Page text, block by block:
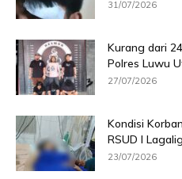
31/07/2026
Kurang dari
Polres Luwu
27/07/2026
Kondisi
RSUD I
23/07/2026